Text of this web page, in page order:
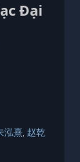
Đại
泓熹 赵乾